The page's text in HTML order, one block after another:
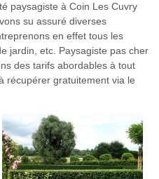
paysagiste à Coin Les Cuvry
su assuré diverses
en effet tous les
jardin, etc. Paysagiste pas cher
des tarifs abordables à tout
récupérer gratuitement via le